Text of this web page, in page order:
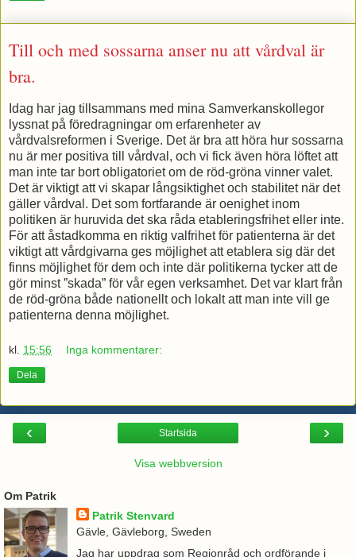
Till och med sossarna anser nu att vårdval är
bra.
Idag har jag tillsammans med mina Samverkanskollegor
lyssnat på föredragningar om erfarenheter av
vårdvalsreformen i Sverige. Det är bra att höra hur sossarna
nu är mer positiva till vårdval, och vi fick även höra löftet att
man inte tar bort obligatoriet om de röd-gröna vinner valet.
Det är viktigt att vi skapar långsiktighet och stabilitet när det
gäller vårdval. Det som fortfarande är oenighet inom
politiken är huruvida det ska råda etableringsfrihet eller inte.
För att åstadkomma en riktig valfrihet för patienterna är det
viktigt att vårdgivarna ges möjlighet att etablera sig där det
finns möjlighet för dem och inte där politikerna tycker att de
gör minst ”skada” för vår egen verksamhet. Det var klart från
de röd-gröna både nationellt och lokalt att man inte vill ge
patienterna denna möjlighet.
kl. 15:56 Inga kommentarer:
Dela
‹ ›
Startsida
Visa webbversion
Om Patrik
Patrik Stenvard
Gävle, Gävleborg, Sweden
Jag har uppdrag som Regionråd och ordförande i